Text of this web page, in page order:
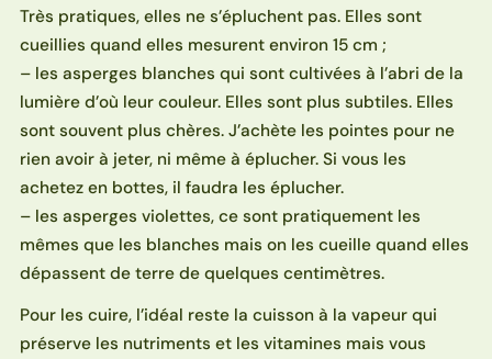
Très pratiques, elles ne s’épluchent pas. Elles sont
cueillies quand elles mesurent environ 15 cm ;
– les asperges blanches qui sont cultivées à l’abri de la
lumière d’où leur couleur. Elles sont plus subtiles. Elles
sont souvent plus chères. J’achète les pointes pour ne
rien avoir à jeter, ni même à éplucher. Si vous les
achetez en bottes, il faudra les éplucher.
– les asperges violettes, ce sont pratiquement les
mêmes que les blanches mais on les cueille quand elles
dépassent de terre de quelques centimètres.
Pour les cuire, l’idéal reste la cuisson à la vapeur qui
préserve les nutriments et les vitamines mais vous